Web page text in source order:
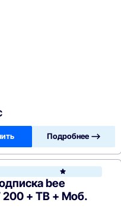
Подробнее —>
bee
200 + ТВ + Моб.